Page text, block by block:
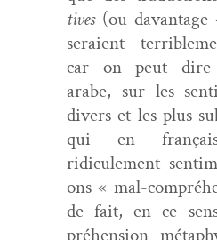
tives (ou
seraient
car on peut dire
arabe, sur les
divers et les plus
qui en
ridicule­ment
ons « mal-
de fait, en ce
préhen­sion